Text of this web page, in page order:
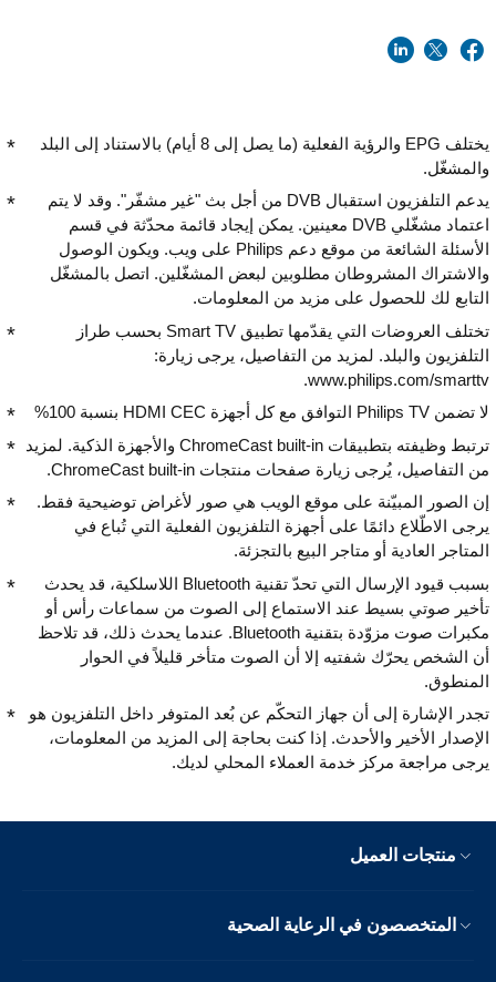
يختلف EPG والرؤية الفعلية (ما يصل إلى 8 أيام) بالاستناد إلى البلد
والمشغّل.
يدعم التلفزيون استقبال DVB من أجل بث "غير مشفّر". وقد لا يتم
اعتماد مشغّلي DVB معينين. يمكن إيجاد قائمة محدّثة في قسم
الأسئلة الشائعة من موقع دعم Philips على ويب. ويكون الوصول
والاشتراك المشروطان مطلوبين لبعض المشغّلين. اتصل بالمشغّل
التابع لك للحصول على مزيد من المعلومات.
تختلف العروضات التي يقدّمها تطبيق Smart TV بحسب طراز
التلفزيون والبلد. لمزيد من التفاصيل، يرجى زيارة:
www.philips.com/smarttv.
لا تضمن Philips TV التوافق مع كل أجهزة HDMI CEC بنسبة 100%
ترتبط وظيفته بتطبيقات ChromeCast built-in والأجهزة الذكية. لمزيد
من التفاصيل، يُرجى زيارة صفحات منتجات ChromeCast built-in.
إن الصور المبيّنة على موقع الويب هي صور لأغراض توضيحية فقط.
يرجى الاطّلاع دائمًا على أجهزة التلفزيون الفعلية التي تُباع في
المتاجر العادية أو متاجر البيع بالتجزئة.
بسبب قيود الإرسال التي تحدّ تقنية Bluetooth اللاسلكية، قد يحدث
تأخير صوتي بسيط عند الاستماع إلى الصوت من سماعات رأس أو
مكبرات صوت مزوّدة بتقنية Bluetooth. عندما يحدث ذلك، قد تلاحظ
أن الشخص يحرّك شفتيه إلا أن الصوت متأخر قليلاً في الحوار
المنطوق.
تجدر الإشارة إلى أن جهاز التحكّم عن بُعد المتوفر داخل التلفزيون هو
الإصدار الأخير والأحدث. إذا كنت بحاجة إلى المزيد من المعلومات،
يرجى مراجعة مركز خدمة العملاء المحلي لديك.
منتجات العميل
المتخصصون في الرعاية الصحية